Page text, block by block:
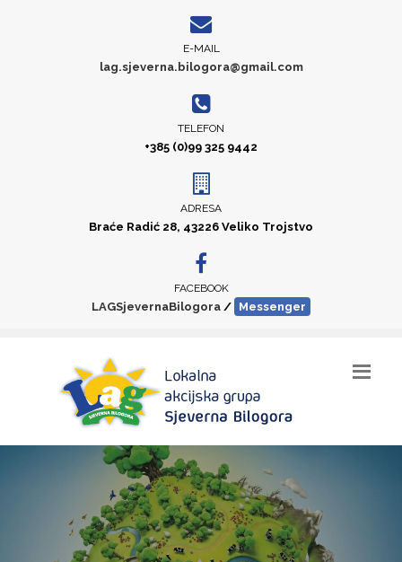
E-MAIL
lag.sjeverna.bilogora@gmail.com
TELEFON
+385 (0)99 325 9442
ADRESA
Braće Radić 28, 43226 Veliko Trojstvo
FACEBOOK
LAGSjevernaBilogora / Messenger